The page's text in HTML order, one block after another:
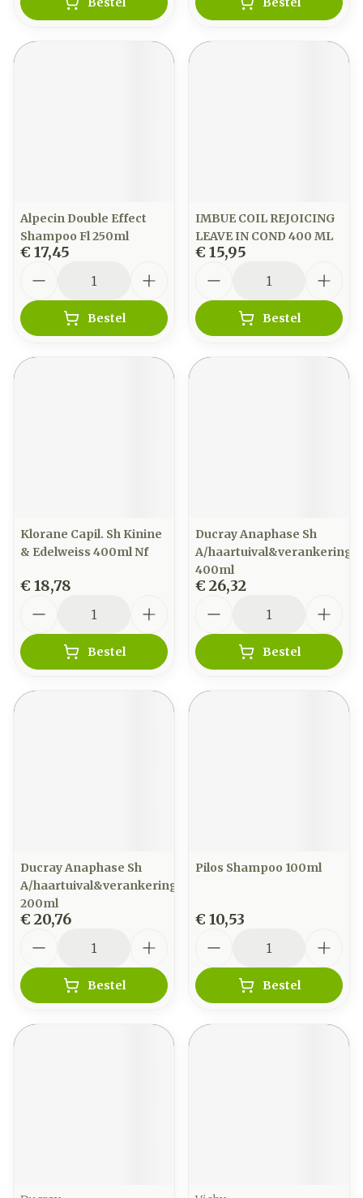
Alpecin Double Effect
Shampoo Fl 250ml
€ 17,45
Bestel
IMBUE COIL REJOICING
LEAVE IN COND 400 ML
€ 15,95
Bestel
Klorane Capil. Sh Kinine
& Edelweiss 400ml Nf
€ 18,78
Bestel
Ducray Anaphase Sh
A/haartuival&verankering
400ml
€ 26,32
Bestel
Ducray Anaphase Sh
A/haartuival&verankering
200ml
€ 20,76
Bestel
Pilos Shampoo 100ml
€ 10,53
Bestel